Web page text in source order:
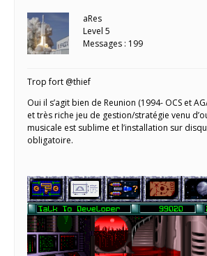
aRes
Level 5
Messages : 199
Trop fort @thief
Oui il s’agit bien de Reunion (1994- OCS et
et très riche jeu de gestion/stratégie venu
musicale est sublime et l’installation sur
obligatoire.